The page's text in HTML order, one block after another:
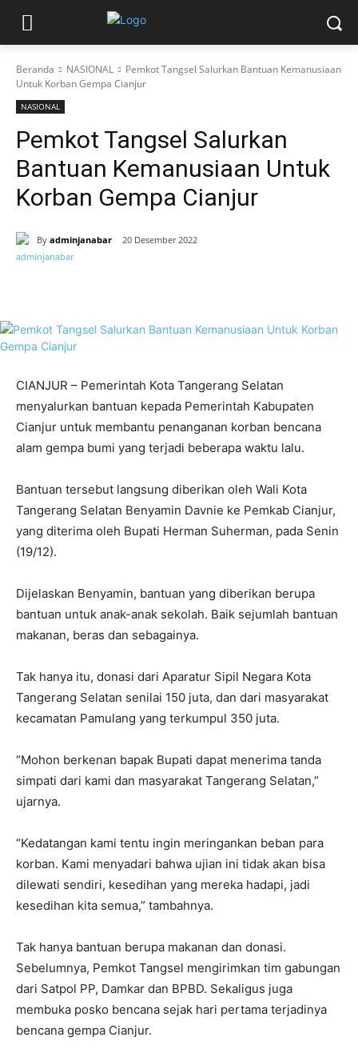
Beranda NASIONAL
Pemkot Tangsel Salurkan Bantuan Kemanusiaan
Untuk Korban Gempa Cianjur
NASIONAL
Pemkot Tangsel Salurkan
Bantuan Kemanusiaan Untuk
Korban Gempa Cianjur
By adminjanabar 20 Desember 2022
CIANJUR – Pemerintah Kota Tangerang Selatan
menyalurkan bantuan kepada Pemerintah Kabupaten
Cianjur untuk membantu penanganan korban bencana
alam gempa bumi yang terjadi beberapa waktu lalu.
Bantuan tersebut langsung diberikan oleh Wali Kota
Tangerang Selatan Benyamin Davnie ke Pemkab Cianjur,
yang diterima oleh Bupati Herman Suherman, pada Senin
(19/12).
Dijelaskan Benyamin, bantuan yang diberikan berupa
bantuan untuk anak-anak sekolah. Baik sejumlah bantuan
makanan, beras dan sebagainya.
Tak hanya itu, donasi dari Aparatur Sipil Negara Kota
Tangerang Selatan senilai 150 juta, dan dari masyarakat
kecamatan Pamulang yang terkumpul 350 juta.
“Mohon berkenan bapak Bupati dapat menerima tanda
simpati dari kami dan masyarakat Tangerang Selatan,”
ujarnya.
“Kedatangan kami tentu ingin meringankan beban para
korban. Kami menyadari bahwa ujian ini tidak akan bisa
dilewati sendiri, kesedihan yang mereka hadapi, jadi
kesedihan kita semua,” tambahnya.
Tak hanya bantuan berupa makanan dan donasi.
Sebelumnya, Pemkot Tangsel mengirimkan tim gabungan
dari Satpol PP, Damkar dan BPBD. Sekaligus juga
membuka posko bencana sejak hari pertama terjadinya
bencana gempa Cianjur.